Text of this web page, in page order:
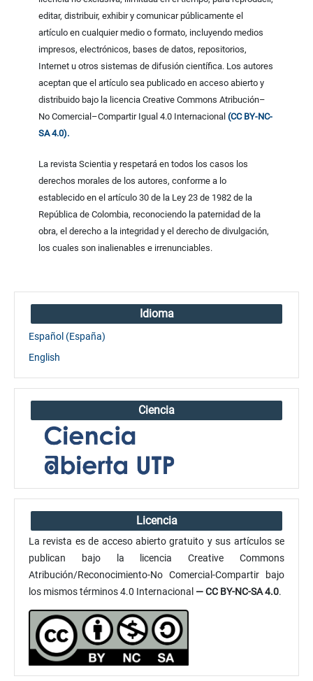
editar, distribuir, exhibir y comunicar públicamente el
artículo en cualquier medio o formato, incluyendo medios
impresos, electrónicos, bases de datos, repositorios,
Internet u otros sistemas de difusión científica. Los autores
aceptan que el artículo sea publicado en acceso abierto y
distribuido bajo la licencia Creative Commons Atribución–
No Comercial–Compartir Igual 4.0 Internacional(CC BY-NC-
SA 4.0).
La revista Scientia y respetará en todos los casos los
derechos morales de los autores, conforme a lo
establecido en el artículo 30 de la Ley 23 de 1982 de la
República de Colombia, reconociendo la paternidad de la
obra, el derecho a la integridad y el derecho de divulgación,
los cuales son inalienables e irrenunciables.
Idioma
Español (España)
English
Ciencia
Licencia
La revista es de acceso abierto gratuito y sus artículos se
publican bajo la licencia Creative Commons
Atribución/Reconocimiento-No Comercial-Compartir bajo
los mismos términos 4.0 Internacional — CC BY-NC-SA 4.0.